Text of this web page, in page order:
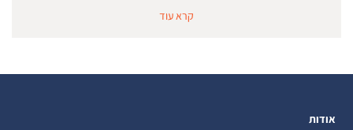
קרא עוד
אודות